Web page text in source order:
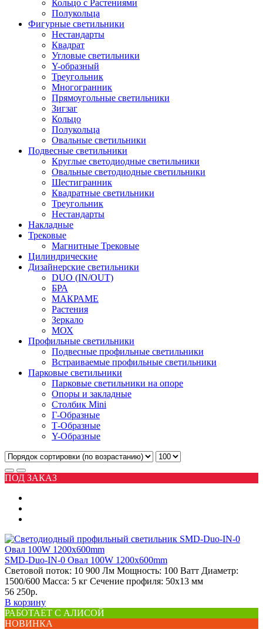
Кольцо с Растениями
Полукольца
Фигурные светильники
Нестандарты
Квадрат
Угловые светильники
Y-образный
Треугольник
Многогранник
Прямоугольные светильники
Зигзаг
Кольцо
Полукольца
Овальные светильники
Подвесные светильники
Круглые светодиодные светильники
Овальные светодиодные светильники
Шестигранник
Квадратные светильники
Треугольник
Нестандарты
Накладные
Трековые
Магнитные Трековые
Цилиндрические
Дизайнерские светильники
DUO (IN/OUT)
БРА
МАКРАМЕ
Растения
Зеркало
МОХ
Профильные светильники
Подвесные профильные светильники
Встраиваемые профильные светильники
Парковые светильники
Парковые светильники на опоре
Опоры и закладные
Столбик Mini
Г-Образные
Т-Образные
Y-Образные
ПОД ЗАКАЗ
SMD-Duo-IN-0 Овал 100W 1200х600mm
Световой поток: 10 900 Лм Мощность: 100 Ватт Диаметр:
1500/600 Масса: 5 кг Сечение профиля: 50х13 мм
56 250р.
В корзину
РАБОТАЕТ С АЛИСОЙ
НОВИНКА